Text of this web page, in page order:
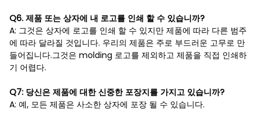
Q6. 제품 또는 상자에 내 로고를 인쇄 할 수 있습니까?
A: 그것은 상자에 로고를 인쇄 할 수 있지만 제품에 따라 다른 범주
에 따라 달라질 것입니다. 우리의 제품은 주로 부드러운 고무로 만
들어집니다.그것은 molding 로고를 제외하고 제품을 직접 인쇄하
기 어렵다.
Q7: 당신은 제품에 대한 신중한 포장지를 가지고 있습니까?
A: 예, 모든 제품은 사소한 상자에 포장 될 수 있습니다.